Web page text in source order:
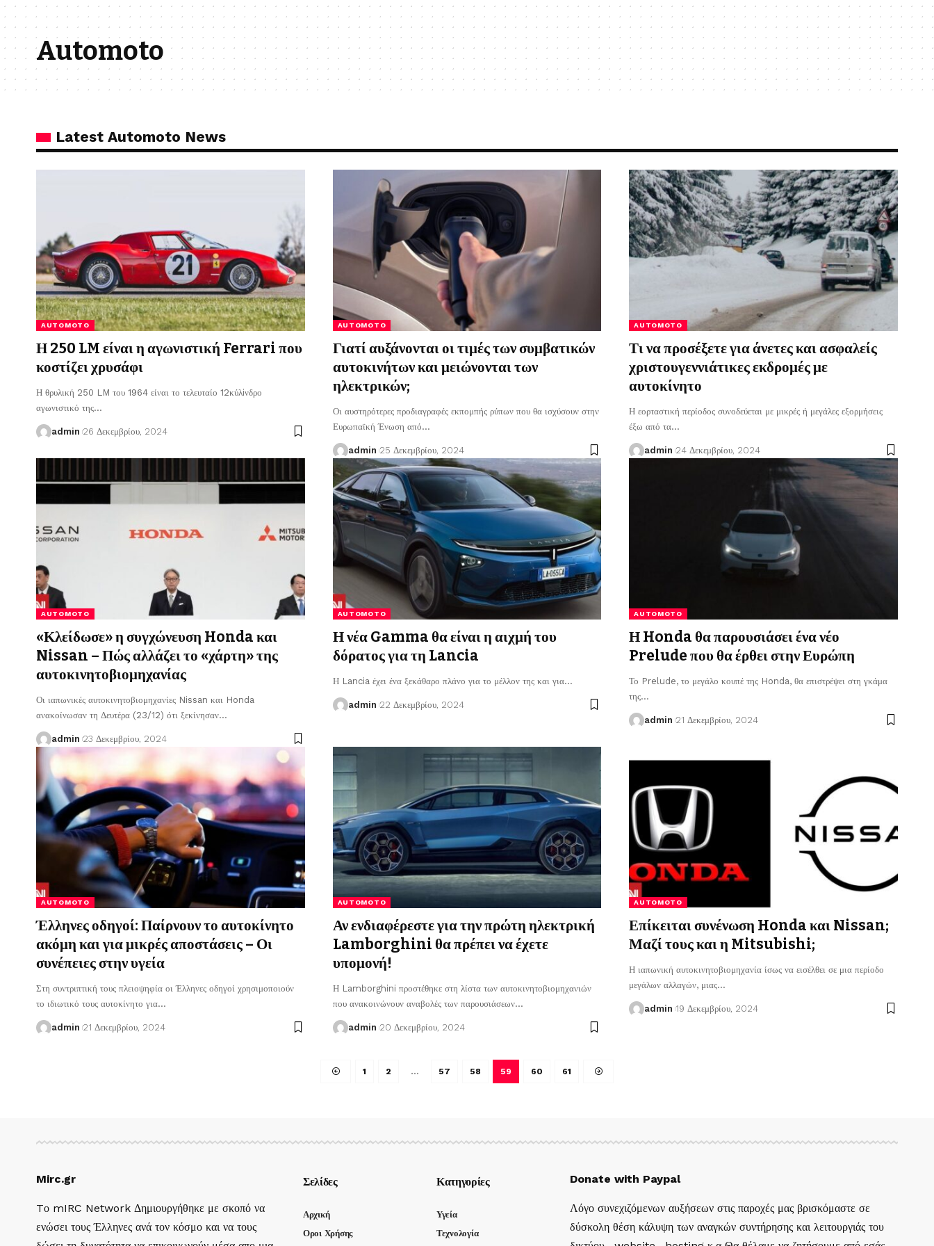
Automoto
Latest Automoto News
AUTOMOTO
Η 250 LM είναι η αγωνιστική Ferrari που
κοστίζει χρυσάφι
Η θρυλική 250 LM του 1964 είναι το τελευταίο 12κύλiνδρο
αγωνιστικό της…
admin 26 Δεκεμβρίου, 2024
AUTOMOTO
Γιατί αυξάνονται οι τιμές των συμβατικών
αυτοκινήτων και μειώνονται των
ηλεκτρικών;
Οι αυστηρότερες προδιαγραφές εκπομπής ρύπων που θα ισχύσουν στην
Ευρωπαϊκή Ένωση από…
admin 25 Δεκεμβρίου, 2024
AUTOMOTO
Τι να προσέξετε για άνετες και ασφαλείς
χριστουγεννιάτικες εκδρομές με
αυτοκίνητο
Η εορταστική περίοδος συνοδεύεται με μικρές ή μεγάλες εξορμήσεις
έξω από τα…
admin 24 Δεκεμβρίου, 2024
AUTOMOTO
«Κλείδωσε» η συγχώνευση Honda και
Nissan – Πώς αλλάζει το «χάρτη» της
αυτοκινητοβιομηχανίας
Οι ιαπωνικές αυτοκινητοβιομηχανίες Nissan και Honda
ανακοίνωσαν τη Δευτέρα (23/12) ότι ξεκίνησαν…
admin 23 Δεκεμβρίου, 2024
AUTOMOTO
Η νέα Gamma θα είναι η αιχμή του
δόρατος για τη Lancia
Η Lancia έχει ένα ξεκάθαρο πλάνο για το μέλλον της και για…
admin 22 Δεκεμβρίου, 2024
AUTOMOTO
Η Honda θα παρουσιάσει ένα νέο
Prelude που θα έρθει στην Ευρώπη
Το Prelude, το μεγάλο κουπέ της Honda, θα επιστρέψει στη γκάμα
της…
admin 21 Δεκεμβρίου, 2024
AUTOMOTO
Έλληνες οδηγοί: Παίρνουν το αυτοκίνητο
ακόμη και για μικρές αποστάσεις – Οι
συνέπειες στην υγεία
Στη συντριπτική τους πλειοψηφία οι Έλληνες οδηγοί χρησιμοποιούν
το ιδιωτικό τους αυτοκίνητο για…
admin 21 Δεκεμβρίου, 2024
AUTOMOTO
Αν ενδιαφέρεστε για την πρώτη ηλεκτρική
Lamborghini θα πρέπει να έχετε
υπομονή!
Η Lamborghini προστέθηκε στη λίστα των αυτοκινητοβιομηχανιών
που ανακοινώνουν αναβολές των παρουσιάσεων…
admin 20 Δεκεμβρίου, 2024
AUTOMOTO
Επίκειται συνένωση Honda και Nissan;
Μαζί τους και η Mitsubishi;
Η ιαπωνική αυτοκινητοβιομηχανία ίσως να εισέλθει σε μια περίοδο
μεγάλων αλλαγών, μιας…
admin 19 Δεκεμβρίου, 2024
1 2 … 57 58 59 60 61
Mirc.gr
Tο mIRC Network Δημιουργήθηκε με σκοπό να
ενώσει τους Έλληνες ανά τον κόσμο και να τους
Σελίδες
Αρχική
Οροι Χρήσης
Κατηγορίες
Υγεία
Τεχνολογία
Donate with Paypal
Λόγο συνεχιζόμενων αυξήσεων στις παροχές μας βρισκόμαστε σε
δύσκολη θέση κάλυψη των αναγκών συντήρησης και λειτουργιάς του